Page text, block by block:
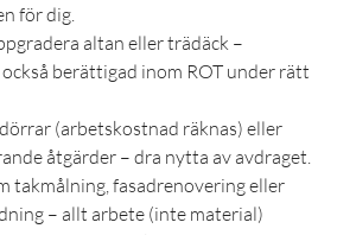
för dig.
altan eller trädäck –
berättigad inom ROT under rätt
(arbetskostnad räknas) eller
åtgärder – dra nytta av avdraget.
takmålning, fasadrenovering eller
– allt arbete (inte material)